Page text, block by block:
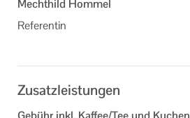
Mechthild Hommel
Referentin
Zusatzleistungen